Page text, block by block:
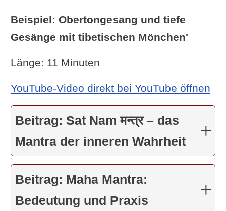
Beispiel: Obertongesang und tiefe
Gesänge mit tibetischen Mönchen'
Länge: 11 Minuten
YouTube-Video direkt bei YouTube öffnen
Beitrag: Sat Nam मन्त्र – das
Mantra der inneren Wahrheit
Beitrag: Maha Mantra:
Bedeutung und Praxis